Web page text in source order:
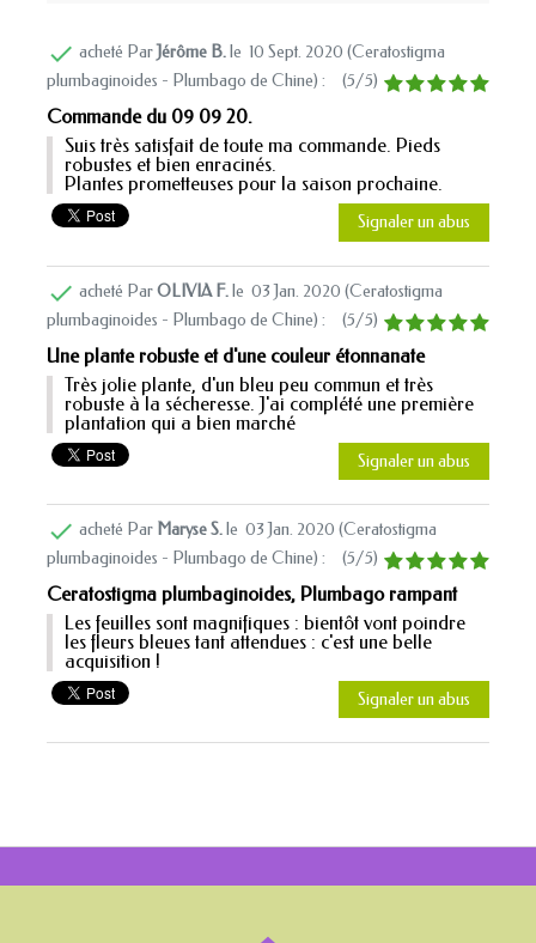
 acheté Par Jérôme B.le 10 Sept. 2020 (Ceratostigma
plumbaginoides - Plumbago de Chine) : (5/5)
Commande du 09 09 20.
Suis très satisfait de toute ma commande. Pieds
robustes et bien enracinés.
Plantes prometteuses pour la saison prochaine.
Signaler un abus
 acheté ParOLIVIA F. le 03 Jan. 2020 (Ceratostigma
plumbaginoides - Plumbago de Chine) : (5/5)
Une plante robuste et d'une couleur étonnanate
Très jolie plante, d'un bleu peu commun et très
robuste à la sécheresse. J'ai complété une première
plantation qui a bien marché
Signaler un abus
 acheté Par Maryse S. le 03 Jan. 2020 (Ceratostigma
plumbaginoides - Plumbago de Chine) : (5/5)
Ceratostigma plumbaginoides, Plumbago rampant
Les feuilles sont magnifiques : bientôt vont poindre
les fleurs bleues tant attendues : c'est une belle
acquisition !
Signaler un abus